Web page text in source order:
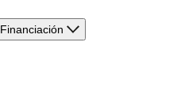
Financiación